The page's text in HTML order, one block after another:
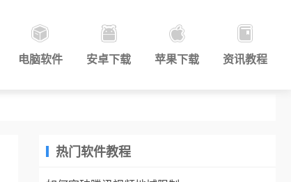
电脑软件 安卓下载 苹果下载 资讯教程
热门软件教程